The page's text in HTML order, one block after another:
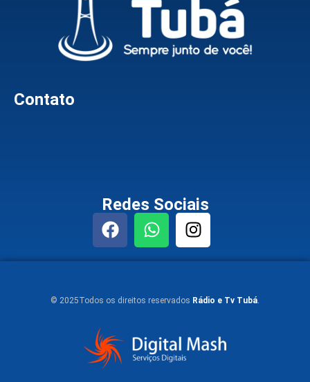
Contato
Redes Sociais
© 2025Todos os direitos reservados Rádio e Tv Tubá.